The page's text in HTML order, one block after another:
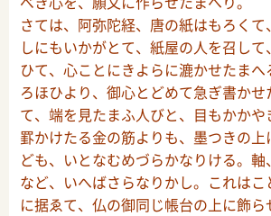
さては、阿弥陀経、唐の紙はもろく
しにもいかがとて、紙屋の人を召し
ひて、心ことにきよらに漉かせたまへ
ろほひより、御心とどめて急ぎ書かせ
て、端を見たまふ人びと、目もかかや
罫かけたる金の筋よりも、墨つきの
ども、いとなむめづらかなりける。
など、いへばさらなりかし。これは
に据ゑて、仏の御同じ帳台の上に飾ら